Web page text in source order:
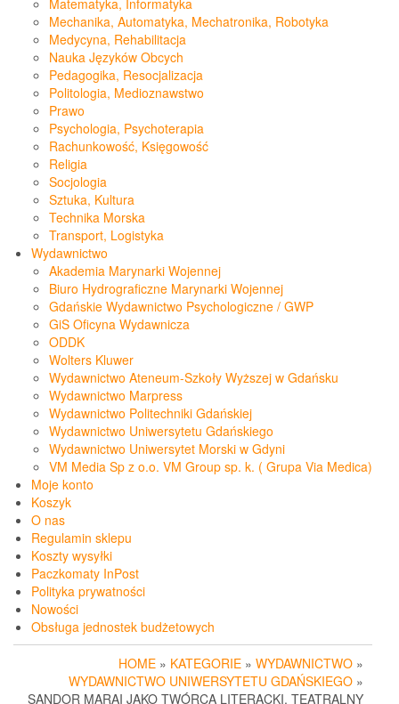
Matematyka, Informatyka
Mechanika, Automatyka, Mechatronika, Robotyka
Medycyna, Rehabilitacja
Nauka Języków Obcych
Pedagogika, Resocjalizacja
Politologia, Medioznawstwo
Prawo
Psychologia, Psychoterapia
Rachunkowość, Księgowość
Religia
Socjologia
Sztuka, Kultura
Technika Morska
Transport, Logistyka
Wydawnictwo
Akademia Marynarki Wojennej
Biuro Hydrograficzne Marynarki Wojennej
Gdańskie Wydawnictwo Psychologiczne / GWP
GiS Oficyna Wydawnicza
ODDK
Wolters Kluwer
Wydawnictwo Ateneum-Szkoły Wyższej w Gdańsku
Wydawnictwo Marpress
Wydawnictwo Politechniki Gdańskiej
Wydawnictwo Uniwersytetu Gdańskiego
Wydawnictwo Uniwersytet Morski w Gdyni
VM Media Sp z o.o. VM Group sp. k. ( Grupa Via Medica)
Moje konto
Koszyk
O nas
Regulamin sklepu
Koszty wysyłki
Paczkomaty InPost
Polityka prywatności
Nowości
Obsługa jednostek budżetowych
HOME » KATEGORIE » WYDAWNICTWO »
WYDAWNICTWO UNIWERSYTETU GDAŃSKIEGO »
SANDOR MARAI JAKO TWÓRCA LITERACKI, TEATRALNY